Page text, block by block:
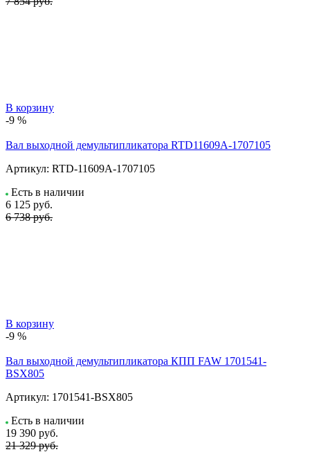
В корзину
-9 %
Вал выходной демультипликатора RTD11609A-1707105
Артикул: RTD-11609A-1707105
Есть в наличии
6 125 руб.
6 738 руб.
В корзину
-9 %
Вал выходной демультипликатора КПП FAW 1701541-
BSX805
Артикул: 1701541-BSX805
Есть в наличии
19 390 руб.
21 329 руб.